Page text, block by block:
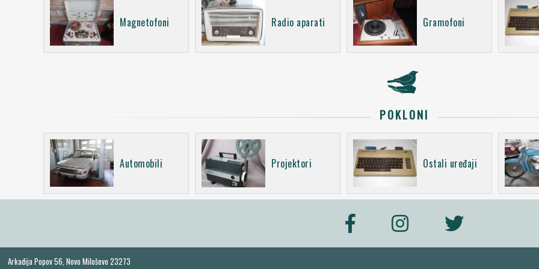
Magnetofoni Radio aparati Gramofoni
POKLONI
Automobili Projektori Ostali uređaji
Arkadija Popov 56, Novo Miloševo 23273